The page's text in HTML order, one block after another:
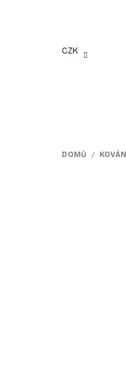
CZK
DOMŮ / KOVÁNÍ